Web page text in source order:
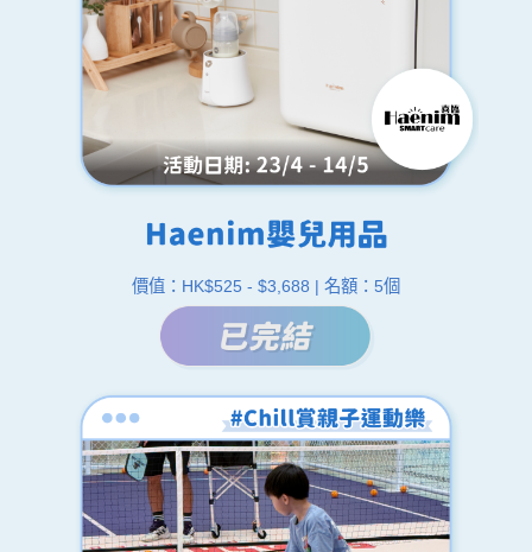
價值：HK$525 - $3,688 | 名額：5個